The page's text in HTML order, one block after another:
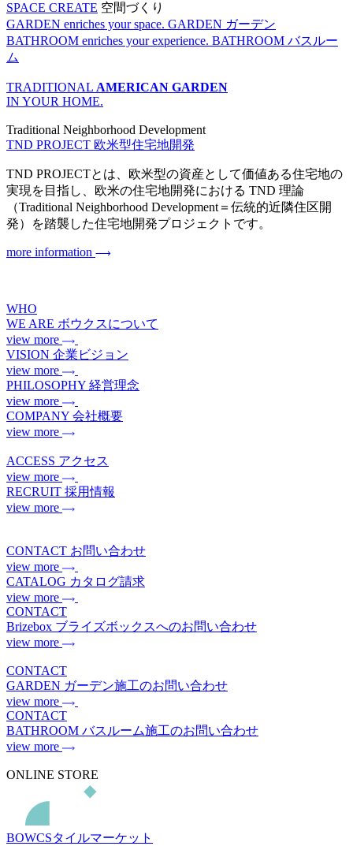
SPACE CREATE 空間づくり
GARDEN enriches your space. GARDEN ガーデン
BATHROOM enriches your experience. BATHROOM バスルー
ム
TRADITIONAL AMERICAN GARDEN
IN YOUR HOME.
Traditional Neighborhood Development
TND PROJECT 欧米型住宅地開発
TND PROJECTとは、欧米型の資産として価値ある住宅地の
実現を目指し、欧米の住宅地開発における TND 理論
（Traditional Neighborhood Development＝伝統的近隣住区開
発）を踏襲した住宅地開発プロジェクトです。
more information
WHO
WE ARE ボウクスについて
view more
VISION 企業ビジョン
view more
PHILOSOPHY 経営理念
view more
COMPANY 会社概要
view more
ACCESS アクセス
view more
RECRUIT 採用情報
view more
CONTACT お問い合わせ
view more
CATALOG カタログ請求
view more
CONTACT
Brizebox ブライズボックスへのお問い合わせ
view more
CONTACT
GARDEN ガーデン施工のお問い合わせ
view more
CONTACT
BATHROOM バスルーム施工のお問い合わせ
view more
ONLINE STORE
BOWCSタイルマーケット